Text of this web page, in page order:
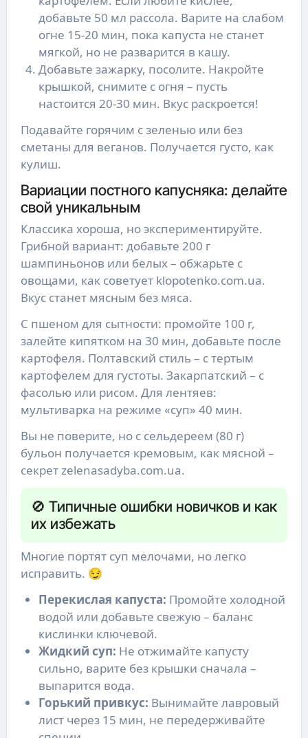
добавьте 50 мл рассола. Варите на слабом
огне 15-20 мин, пока капуста не станет
мягкой, но не разварится в кашу.
Добавьте зажарку, посолите. Накройте
крышкой, снимите с огня – пусть
настоится 20-30 мин. Вкус раскроется!
Подавайте горячим с зеленью или без
сметаны для веганов. Получается густо, как
кулиш.
Вариации постного капусняка: делайте
свой уникальным
Классика хороша, но экспериментируйте.
Грибной вариант: добавьте 200 г
шампиньонов или белых – обжарьте с
овощами, как советует klopotenko.com.ua.
Вкус станет мясным без мяса.
С пшеном для сытности: промойте 100 г,
залейте кипятком на 30 мин, добавьте после
картофеля. Полтавский стиль – с тертым
картофелем для густоты. Закарпатский – с
фасолью или рисом. Для лентяев:
мультиварка на режиме «суп» 40 мин.
Вы не поверите, но с сельдереем (80 г)
бульон получается кремовым, как мясной –
секрет zelenasadyba.com.ua.
🚫 Типичные ошибки новичков и как
их избежать
Многие портят суп мелочами, но легко
исправить. 😏
Перекислая капуста: Промойте холодной
водой или добавьте свежую – баланс
кислинки ключевой.
Жидкий суп: Не отжимайте капусту
сильно, варите без крышки сначала –
выпарится вода.
Горький привкус: Вынимайте лавровый
лист через 15 мин, не передерживайте